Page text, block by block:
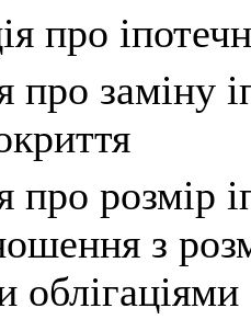
про
про заміну
про розмір
з